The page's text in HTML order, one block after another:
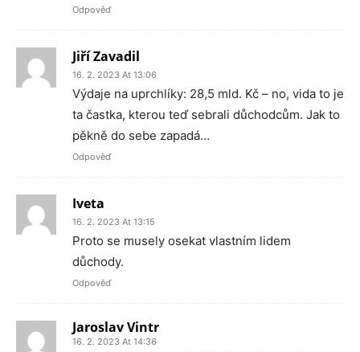
Odpověď
Jiří Zavadil
16. 2. 2023 At 13:06
Výdaje na uprchlíky: 28,5 mld. Kč – no, vida to je
ta častka, kterou teď sebrali důchodcům. Jak to
pěkně do sebe zapadá…
Odpověď
Iveta
16. 2. 2023 At 13:15
Proto se musely osekat vlastním lidem
důchody.
Odpověď
Jaroslav Vintr
16. 2. 2023 At 14:36